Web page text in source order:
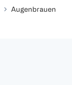
Augenbrauen